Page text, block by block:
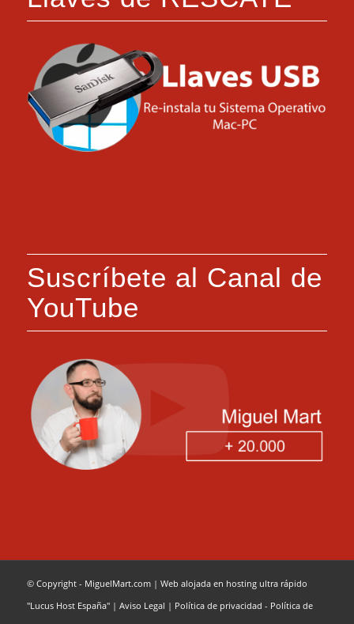
Suscríbete al Canal de
YouTube
© Copyright - MiguelMart.com| Web alojada en hosting ultra rápido
"Lucus Host España"| Aviso Legal | Política de privacidad - Política de